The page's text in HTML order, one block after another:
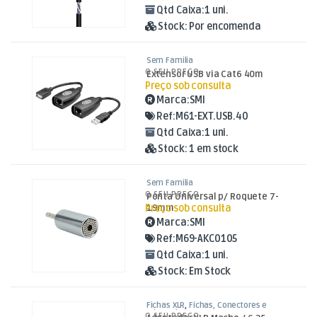
Qtd Caixa:1 uni.
Stock: Por encomenda
Sem Familia
Extensor USB via Cat6 40m
O SEU PREÇO
Preço sob consulta
Marca:SMI
Ref:M61-EXT.USB.40
Qtd Caixa:1 uni.
Stock: 1 em stock
Sem Familia
Ponta Universal p/ Roquete 7-
19mm
O SEU PREÇO
Preço sob consulta
Marca:SMI
Ref:M69-AKC0105
Qtd Caixa:1 uni.
Stock: Em Stock
Fichas XLR Fichas, Conectores e
Adaptadores